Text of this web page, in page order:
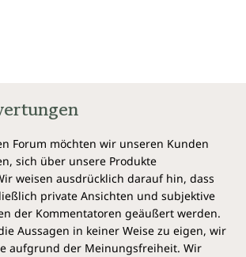
Verführung pur für alle, die
sind!
Schokolade" sollte ein
auf alle Fälle im Bücherregal
lebt, spielt dabei keine Rolle
Forum möchten wir unseren Kunden
sich über unsere Produkte
weisen ausdrücklich darauf hin, dass
private Ansichten und subjektive
der Kommentatoren geäußert werden.
Aussagen in keiner Weise zu eigen, wir
aufgrund der Meinungsfreiheit. Wir